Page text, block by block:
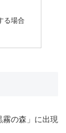
る場合
の森」に出現